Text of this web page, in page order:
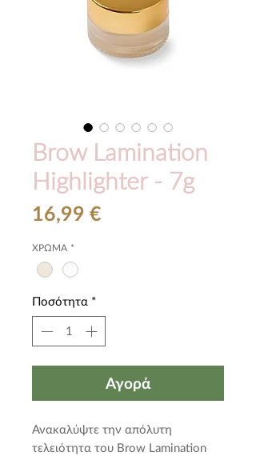
Brow Lamination
Highlighter - 7g
16,99 €
ΧΡΩΜΑ *
Ποσότητα *
Αγορά
Ανακαλύψτε την απόλυτη
τελειότητα του Brow Lamination